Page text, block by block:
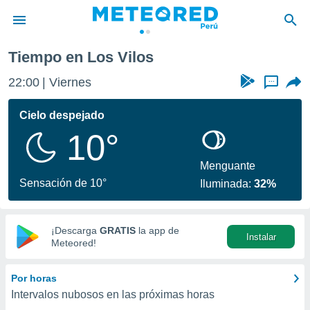
de
ha sido
calidad.
a este
las
y
digital
basada
Tiempo en Los Vilos
22:00 Viernes ...
Cielo despejado
10°
Sensación de 10°
Menguante
Iluminada:32%
¡Descarga GRATIS la app de
Meteored!
Instalar
Por horas
Intervalos nubosos en las próximas horas